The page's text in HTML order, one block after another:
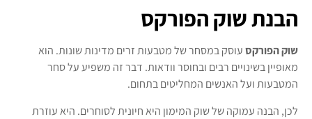
הבנת שוק הפורקס
שוק הפורקסעוסק במסחר של מטבעות זרים מדינות שונות. הוא
מאופיין בשינויים רבים ובחוסר וודאות. דבר זה משפיע על סחר
המטבעות ועל האנשים המחליטים בתחום.
לכן, הבנה עמוקה של שוק המימון היא חיונית לסוחרים. היא עוזרת